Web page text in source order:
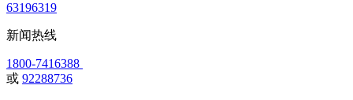
63196319
新闻热线
1800-7416388
或 92288736